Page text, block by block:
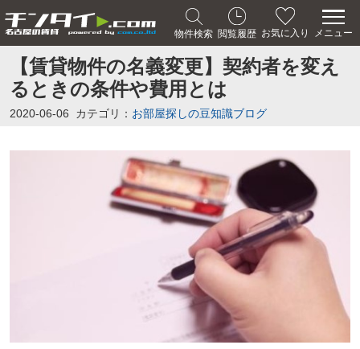
物件検索 閲覧履歴 お気に入り メニュー
【賃貸物件の名義変更】契約者を変え
るときの条件や費用とは
2020-06-06 カテゴリ： お部屋探しの豆知識ブログ